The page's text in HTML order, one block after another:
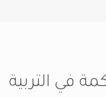
في التربية